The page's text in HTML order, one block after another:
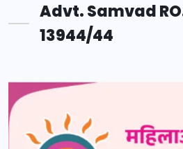
Advt. Samvad
13944/44